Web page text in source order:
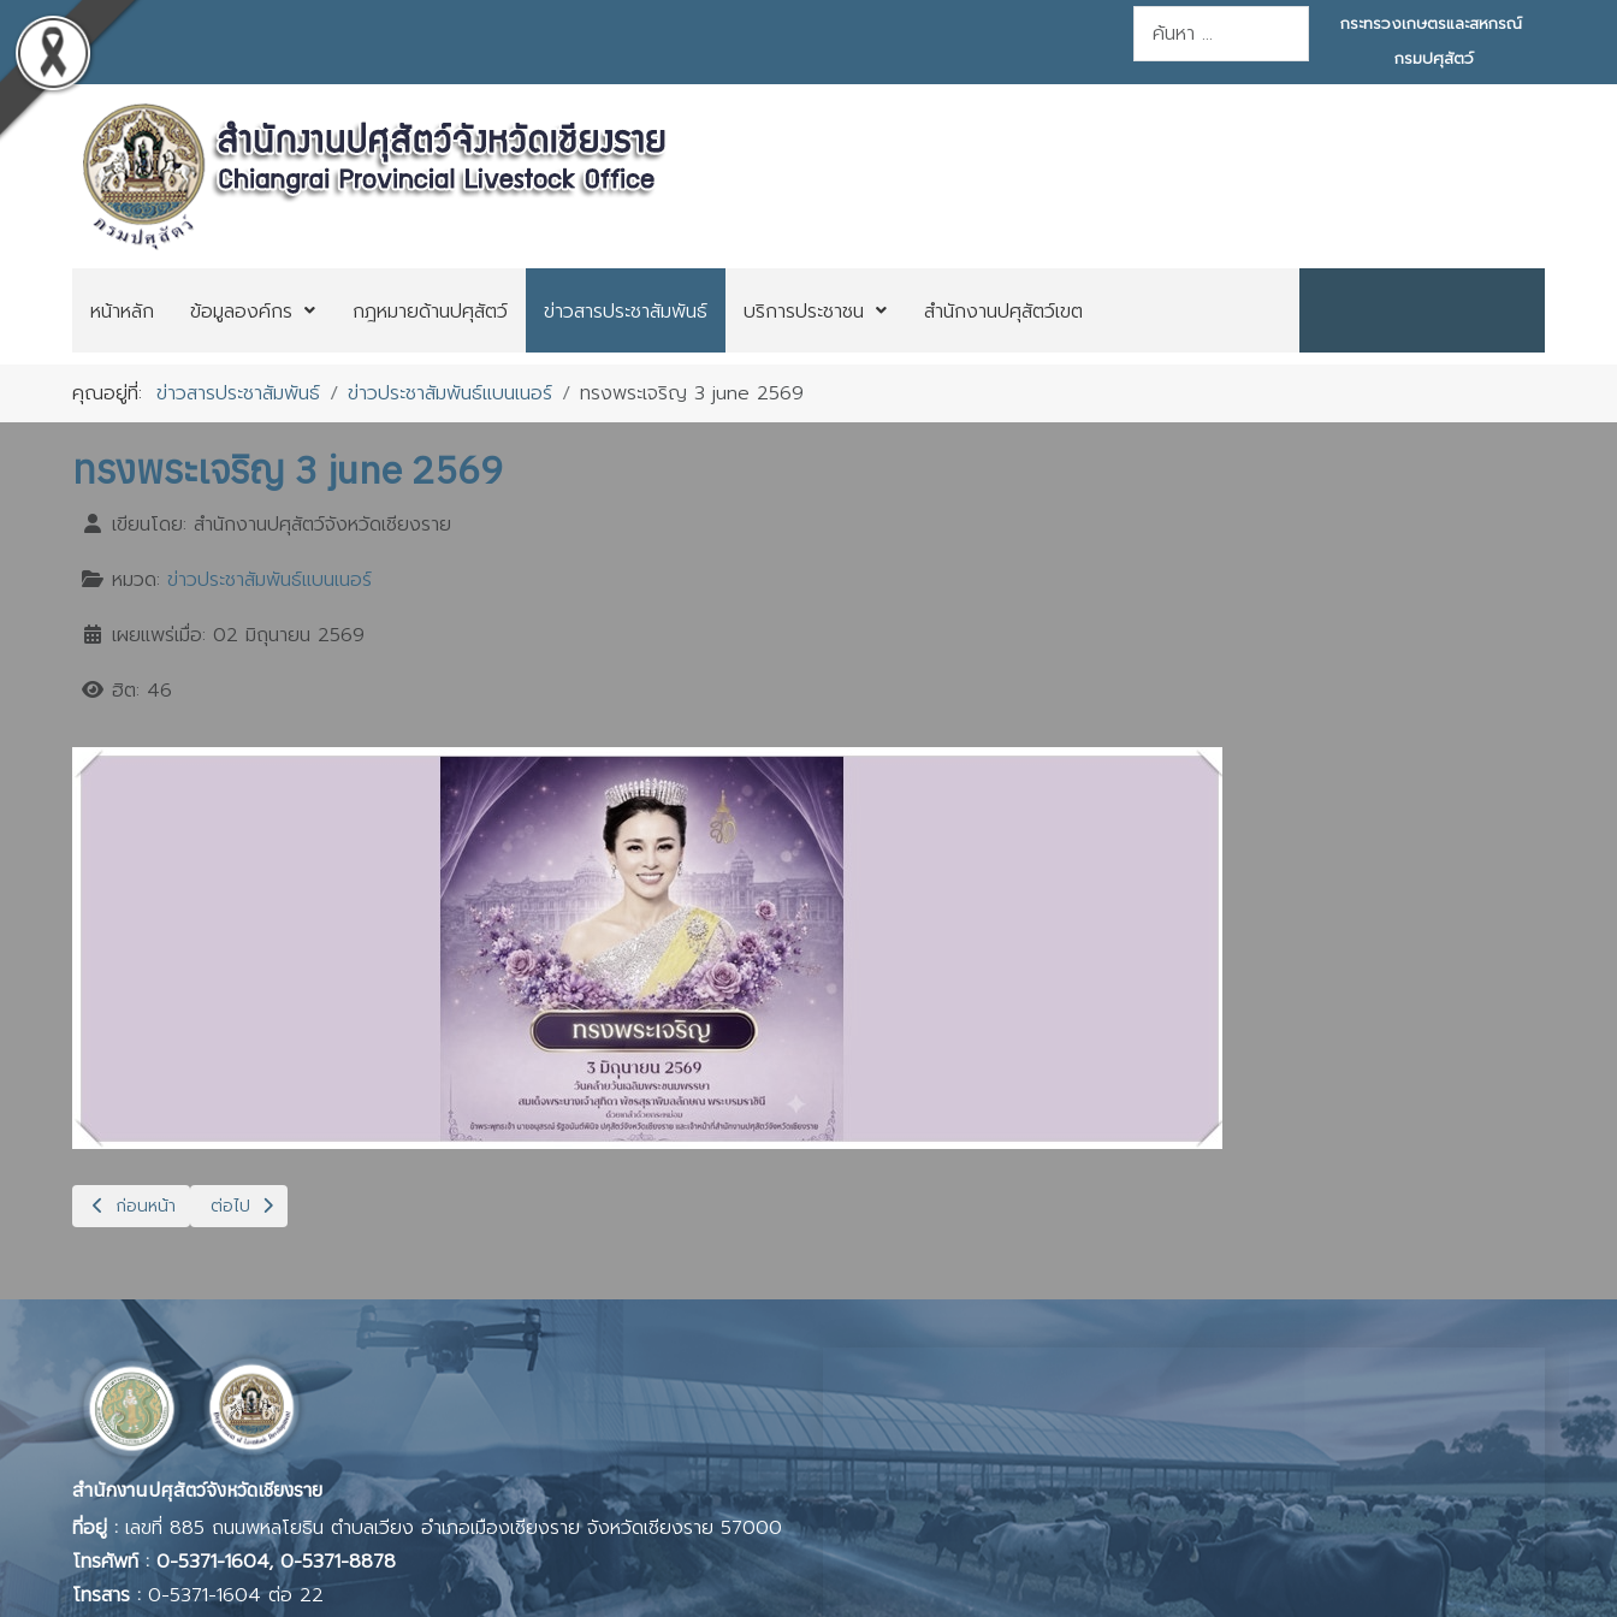
การค้นหา
กระทรวงเกษตรและสหกรณ์
กรมปศุสัตว์
หน้าหลัก ข้อมูลองค์กร กฎหมายด้านปศุสัตว์ ข่าวสารประชาสัมพันธ์ บริการประชาชน สำนักงานปศุสัตว์เขต
คุณอยู่ที่:ข่าวสารประชาสัมพันธ์ ข่าวประชาสัมพันธ์แบนเนอร์ ทรงพระเจริญ 3 june 2569
ทรงพระเจริญ 3 june 2569
เขียนโดย: สำนักงานปศุสัตว์จังหวัดเชียงราย
หมวด:ข่าวประชาสัมพันธ์แบนเนอร์
เผยแพร่เมื่อ: 02 มิถุนายน 2569
ฮิต: 46
เนื้อหาก่อนหน้า: เสด็จสู่ทิพยสถาน
ก่อนหน้า เนื้อหาถัดไป: ทรงพระเจริญ 29 เม.ย 69
ต่อไป
สำนักงานปศุสัตว์จังหวัดเชียงราย
ที่อยู่ :เลขที่ 885 ถนนพหลโยธิน ตำบลเวียง อำเภอเมืองเชียงราย จังหวัดเชียงราย 57000
โทรศัพท์ : 0-5371-1604, 0-5371-8878
โทรสาร : 0-5371-1604 ต่อ 22